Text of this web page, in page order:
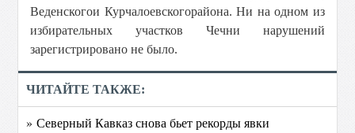
Веденскогои Курчалоевскогорайона. Ни на одном из
избирательных участков Чечни нарушений
зарегистрировано не было.
ЧИТАЙТЕ ТАКЖЕ:
» Северный Кавказ снова бьет рекорды явки